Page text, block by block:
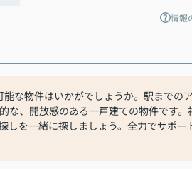
情報
な物件はいかがでしょうか。駅までのア
な、開放感のある一戸建ての物件です。
しを一緒に探しましょう。全力でサポー